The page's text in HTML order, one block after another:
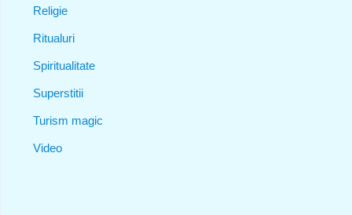
Religie
Ritualuri
Spiritualitate
Superstitii
Turism magic
Video